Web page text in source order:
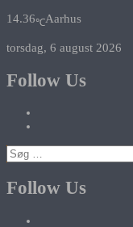
14.36℃Aarhus
torsdag, 6 august 2026
Follow Us
Søg
efter:
Follow Us